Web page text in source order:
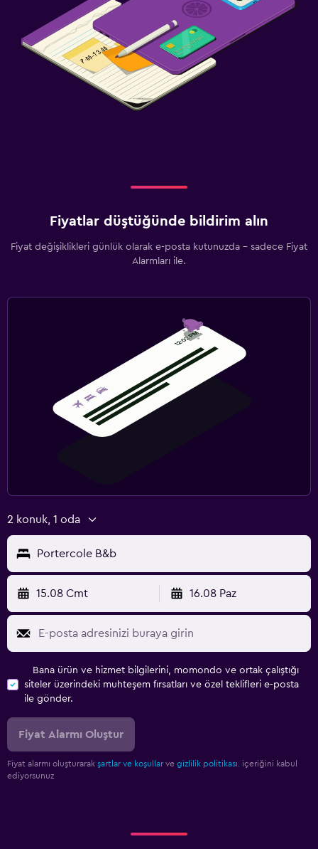
Fiyatlar düştüğünde bildirim alın
Fiyat değişiklikleri günlük olarak e-posta kutunuzda - sadece Fiyat
Alarmları ile.
2 konuk, 1 oda
Portercole B&b
15.08 Cmt 16.08 Paz
Bana ürün ve hizmet bilgilerini, momondo ve ortak çalıştığı
siteler üzerindeki muhteşem fırsatları ve özel teklifleri e-posta
ile gönder.
Fiyat Alarmı Oluştur
Fiyat alarmı oluşturarak şartlar ve koşullar ve gizlilik politikası.
içeriğini kabul
ediyorsunuz